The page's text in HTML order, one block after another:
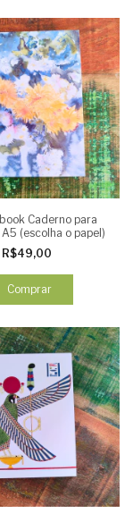
Caderno para
(escolha o papel)
R$49,00
Comprar